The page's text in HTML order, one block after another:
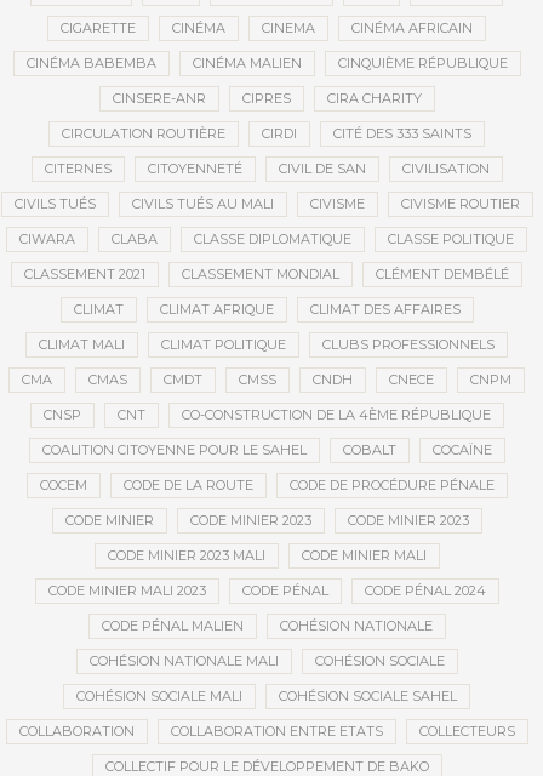
CIGARETTE CINÉMA CINEMA CINÉMA AFRICAIN
CINÉMA BABEMBA CINÉMA MALIEN CINQUIÈME RÉPUBLIQUE
CINSERE-ANR CIPRES CIRA CHARITY
CIRCULATION ROUTIÈRE CIRDI CITÉ DES 333 SAINTS
CITERNES CITOYENNETÉ CIVIL DE SAN CIVILISATION
CIVILS TUÉS CIVILS TUÉS AU MALI CIVISME CIVISME ROUTIER
CIWARA CLABA CLASSE DIPLOMATIQUE CLASSE POLITIQUE
CLASSEMENT 2021 CLASSEMENT MONDIAL CLÉMENT DEMBÉLÉ
CLIMAT CLIMAT AFRIQUE CLIMAT DES AFFAIRES
CLIMAT MALI CLIMAT POLITIQUE CLUBS PROFESSIONNELS
CMA CMAS CMDT CMSS CNDH CNECE CNPM
CNSP CNT CO-CONSTRUCTION DE LA 4ÈME RÉPUBLIQUE
COALITION CITOYENNE POUR LE SAHEL COBALT COCAÏNE
COCEM CODE DE LA ROUTE CODE DE PROCÉDURE PÉNALE
CODE MINIER CODE MINIER 2023 CODE MINIER 2023
CODE MINIER 2023 MALI CODE MINIER MALI
CODE MINIER MALI 2023 CODE PÉNAL CODE PÉNAL 2024
CODE PÉNAL MALIEN COHÉSION NATIONALE
COHÉSION NATIONALE MALI COHÉSION SOCIALE
COHÉSION SOCIALE MALI COHÉSION SOCIALE SAHEL
COLLABORATION COLLABORATION ENTRE ETATS COLLECTEURS
COLLECTIF POUR LE DÉVELOPPEMENT DE BAKO